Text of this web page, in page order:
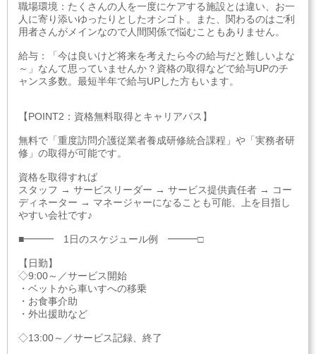
職場環境：たくさんの人を一度にケアする施設とは違い、お一
人に寄り添いゆったりとしたオシゴト。また、関わるのはご利
用者さんがメインなので人間関係で悩むこともありません。
給与：「今は良いけど将来を考えたら今の給与だと難しいよな
～」なんて思っていませんか？資格の取得などで給与UPのチ
ャンス多数。最短半年で給与UPした方もいます。
【POINT2：資格無料取得とキャリアパス】
無料で「重度訪問介護従業者養成研修統合課程」や「実務者研
修」の取得が可能です。
資格を取得すれば
スタッフ → サービスリーダー → サービス提供責任者 → コー
ディネーター → マネージャーになることも可能、上を目指し
やすい会社です♪
■━━━ 1日のスケジュール例 ━━━□
【日勤】
◇9:00～／サービス開始
・ベットから車いすへの移乗
・お食事介助
・外出援助など
◇13:00～／サービス記録、終了